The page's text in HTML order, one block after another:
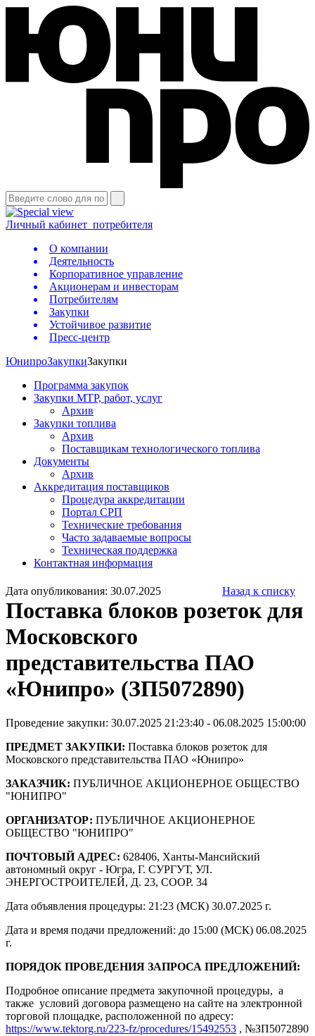
Личный кабинет потребителя
О компании
Деятельность
Корпоративное управление
Акционерам и инвесторам
Потребителям
Закупки
Устойчивое развитие
Пресс-центр
ЮнипроЗакупкиЗакупки
Программа закупок
Закупки МТР, работ, услуг
Архив
Закупки топлива
Архив
Поставщикам технологического топлива
Документы
Архив
Аккредитация поставщиков
Процедура аккредитации
Портал СРП
Технические требования
Часто задаваемые вопросы
Техническая поддержка
Контактная информация
Дата опубликования: 30.07.2025 Назад к списку
Поставка блоков розеток для
Московского
представительства ПАО
«Юнипро» (ЗП5072890)
Проведение закупки: 30.07.2025 21:23:40 - 06.08.2025 15:00:00
ПРЕДМЕТ ЗАКУПКИ: Поставка блоков розеток для
Московского представительства ПАО «Юнипро»
ЗАКАЗЧИК: ПУБЛИЧНОЕ АКЦИОНЕРНОЕ ОБЩЕСТВО
"ЮНИПРО"
ОРГАНИЗАТОР: ПУБЛИЧНОЕ АКЦИОНЕРНОЕ
ОБЩЕСТВО "ЮНИПРО"
ПОЧТОВЫЙ АДРЕС: 628406, Ханты-Мансийский
автономный округ - Югра, Г. СУРГУТ, УЛ.
ЭНЕРГОСТРОИТЕЛЕЙ, Д. 23, СООР. 34
Дата объявления процедуры: 21:23 (МСК) 30.07.2025 г.
Дата и время подачи предложений: до 15:00 (МСК) 06.08.2025
г.
ПОРЯДОК ПРОВЕДЕНИЯ ЗАПРОСА ПРЕДЛОЖЕНИЙ:
Подробное описание предмета закупочной процедуры, а
также условий договора размещено на сайте на электронной
торговой площадке, расположенной по адресу:
https://www.tektorg.ru/223-fz/procedures/15492553 , №ЗП5072890